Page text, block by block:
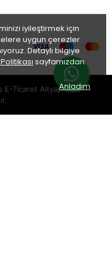
iyileştirmek için
uygun çerezler
Detaylı bilgiye
sayfamızdan
Anladım
E-Ticaret Altyapısı ile